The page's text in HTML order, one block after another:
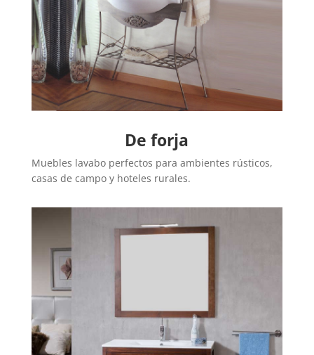
De forja
Muebles lavabo perfectos para ambientes rústicos,
casas de campo y hoteles rurales.